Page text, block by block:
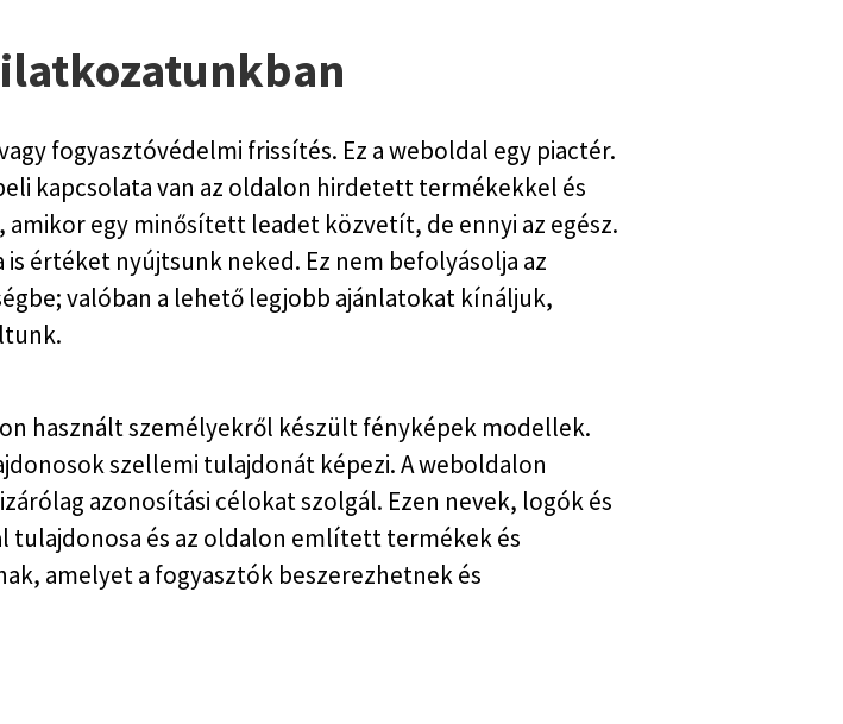
fogyasztóvédelmi frissítés. Ez a weboldal egy piactér.
kapcsolata van az oldalon hirdetett termékekkel és
egy minősített leadet közvetít, de ennyi az egész.
értéket nyújtsunk neked. Ez nem befolyásolja az
valóban a lehető legjobb ajánlatokat kínáljuk,
használt személyekről készült fényképek modellek.
szellemi tulajdonát képezi. A weboldalon
azonosítási célokat szolgál. Ezen nevek, logók és
tulajdonosa és az oldalon említett termékek és
amelyet a fogyasztók beszerezhetnek és